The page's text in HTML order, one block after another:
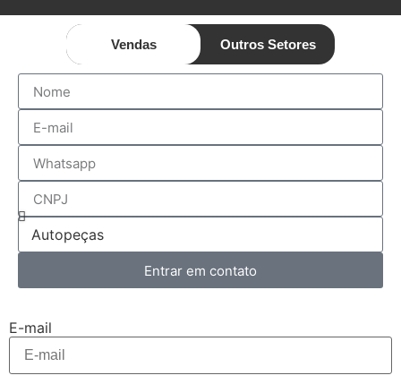
Vendas Outros Setores
Entrar em contato
E-mail